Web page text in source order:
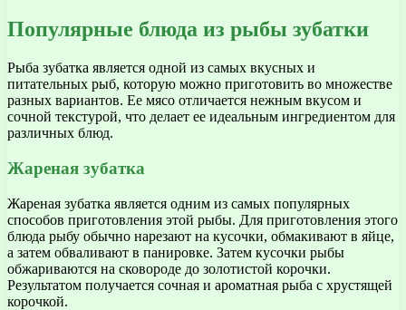
Популярные блюда из рыбы зубатки
Рыба зубатка является одной из самых вкусных и
питательных рыб, которую можно приготовить во множестве
разных вариантов. Ее мясо отличается нежным вкусом и
сочной текстурой, что делает ее идеальным ингредиентом для
различных блюд.
Жареная зубатка
Жареная зубатка является одним из самых популярных
способов приготовления этой рыбы. Для приготовления этого
блюда рыбу обычно нарезают на кусочки, обмакивают в яйце,
а затем обваливают в панировке. Затем кусочки рыбы
обжариваются на сковороде до золотистой корочки.
Результатом получается сочная и ароматная рыба с хрустящей
корочкой.